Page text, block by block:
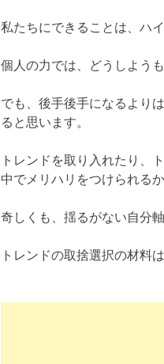
私たちにできることは、ハ
個人の力では、どうしようも
でも、後手後手になるより
ると思います。
トレンドを取り入れたり、
中でメリハリをつけられるか
奇しくも、揺るがない自分
トレンドの取捨選択の材料